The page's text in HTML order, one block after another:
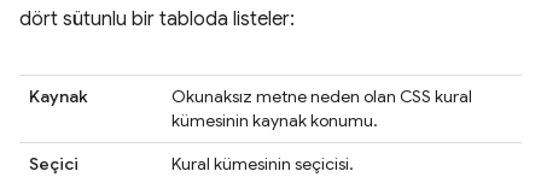
dört sütunlu bir tabloda listeler:
Kaynak
Okunaksız metne neden olan CSS kural
kümesinin kaynak konumu.
Seçici
Kural kümesinin seçicisi.